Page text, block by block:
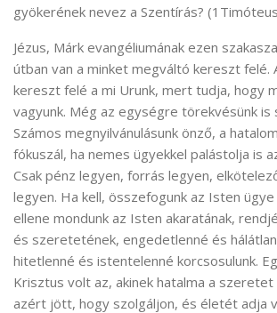
gyökerének nevez a Szentírás?
Jézus, Márk evangéliumának ezen
útban van a minket megváltó kereszt felé.
kereszt felé a mi Urunk, mert tudja, hogy
vagyunk. Még az egységre törekvésünk is
Számos megnyilvánulásunk önző, a
fókuszál, ha nemes ügyekkel palástolja is
Csak pénz legyen, forrás legyen,
legyen. Ha kell, összefogunk az Isten
ellene mondunk az Isten akaratának,
és szeretetének, engedetlenné és
hitetlenné és istentelenné korcsosulunk.
Krisztus volt az, akinek hatalma a szeretet
azért jött, hogy szolgáljon, és életét adja